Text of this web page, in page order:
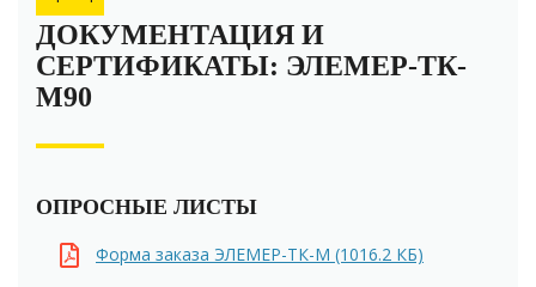
ДОКУМЕНТАЦИЯ И
СЕРТИФИКАТЫ: ЭЛЕМЕР-ТК-
М90
ОПРОСНЫЕ ЛИСТЫ
Форма заказа ЭЛЕМЕР-ТК-М (1016.2 КБ)